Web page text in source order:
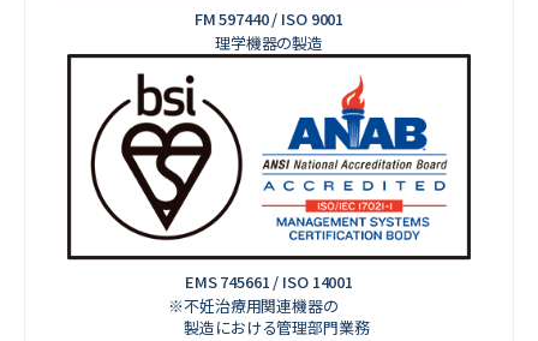
FM 597440 / ISO 9001
理学機器の製造
EMS 745661 / ISO 14001
※不妊治療用関連機器の
製造における管理部門業務